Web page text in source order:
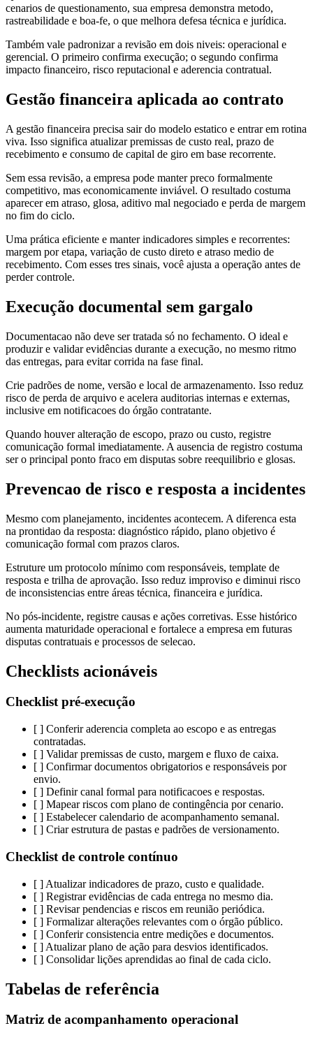
cenarios de questionamento, sua empresa demonstra metodo,
rastreabilidade e boa-fe, o que melhora defesa técnica e jurídica.
Também vale padronizar a revisão em dois niveis: operacional e
gerencial. O primeiro confirma execução; o segundo confirma
impacto financeiro, risco reputacional e aderencia contratual.
Gestão financeira aplicada ao contrato
A gestão financeira precisa sair do modelo estatico e entrar em rotina
viva. Isso significa atualizar premissas de custo real, prazo de
recebimento e consumo de capital de giro em base recorrente.
Sem essa revisão, a empresa pode manter preco formalmente
competitivo, mas economicamente inviável. O resultado costuma
aparecer em atraso, glosa, aditivo mal negociado e perda de margem
no fim do ciclo.
Uma prática eficiente e manter indicadores simples e recorrentes:
margem por etapa, variação de custo direto e atraso medio de
recebimento. Com esses tres sinais, você ajusta a operação antes de
perder controle.
Execução documental sem gargalo
Documentacao não deve ser tratada só no fechamento. O ideal e
produzir e validar evidências durante a execução, no mesmo ritmo
das entregas, para evitar corrida na fase final.
Crie padrões de nome, versão e local de armazenamento. Isso reduz
risco de perda de arquivo e acelera auditorias internas e externas,
inclusive em notificacoes do órgão contratante.
Quando houver alteração de escopo, prazo ou custo, registre
comunicação formal imediatamente. A ausencia de registro costuma
ser o principal ponto fraco em disputas sobre reequilibrio e glosas.
Prevencao de risco e resposta a incidentes
Mesmo com planejamento, incidentes acontecem. A diferenca esta
na prontidao da resposta: diagnóstico rápido, plano objetivo é
comunicação formal com prazos claros.
Estruture um protocolo mínimo com responsáveis, template de
resposta e trilha de aprovação. Isso reduz improviso e diminui risco
de inconsistencias entre áreas técnica, financeira e jurídica.
No pós-incidente, registre causas e ações corretivas. Esse histórico
aumenta maturidade operacional e fortalece a empresa em futuras
disputas contratuais e processos de selecao.
Checklists acionáveis
Checklist pré-execução
[ ] Conferir aderencia completa ao escopo e as entregas
contratadas.
[ ] Validar premissas de custo, margem e fluxo de caixa.
[ ] Confirmar documentos obrigatorios e responsáveis por
envio.
[ ] Definir canal formal para notificacoes e respostas.
[ ] Mapear riscos com plano de contingência por cenario.
[ ] Estabelecer calendario de acompanhamento semanal.
[ ] Criar estrutura de pastas e padrões de versionamento.
Checklist de controle contínuo
[ ] Atualizar indicadores de prazo, custo e qualidade.
[ ] Registrar evidências de cada entrega no mesmo dia.
[ ] Revisar pendencias e riscos em reunião periódica.
[ ] Formalizar alterações relevantes com o órgão público.
[ ] Conferir consistencia entre medições e documentos.
[ ] Atualizar plano de ação para desvios identificados.
[ ] Consolidar lições aprendidas ao final de cada ciclo.
Tabelas de referência
Matriz de acompanhamento operacional